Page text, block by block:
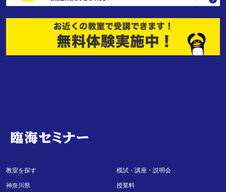
教室を探す
神奈川県
模試・講座・説明会
授業料